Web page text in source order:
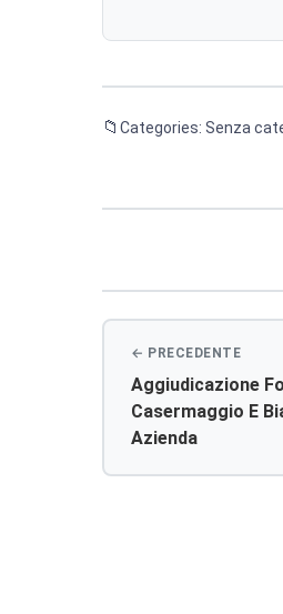
Categories: Senza
articoli
Aggiudicazione
Casermaggio E
Azienda